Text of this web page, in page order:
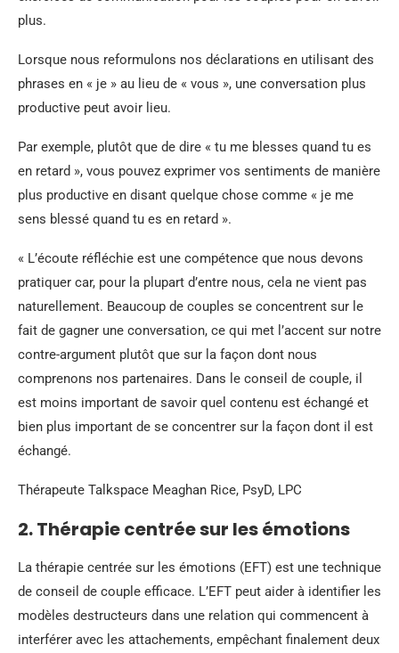
plus.
Lorsque nous reformulons nos déclarations en utilisant des
phrases en « je » au lieu de « vous », une conversation plus
productive peut avoir lieu.
Par exemple, plutôt que de dire « tu me blesses quand tu es
en retard », vous pouvez exprimer vos sentiments de manière
plus productive en disant quelque chose comme « je me
sens blessé quand tu es en retard ».
« L’écoute réfléchie est une compétence que nous devons
pratiquer car, pour la plupart d’entre nous, cela ne vient pas
naturellement. Beaucoup de couples se concentrent sur le
fait de gagner une conversation, ce qui met l’accent sur notre
contre-argument plutôt que sur la façon dont nous
comprenons nos partenaires. Dans le conseil de couple, il
est moins important de savoir quel contenu est échangé et
bien plus important de se concentrer sur la façon dont il est
échangé.
Thérapeute Talkspace Meaghan Rice, PsyD, LPC
2. Thérapie centrée sur les émotions
La thérapie centrée sur les émotions (EFT) est une technique
de conseil de couple efficace. L’EFT peut aider à identifier les
modèles destructeurs dans une relation qui commencent à
interférer avec les attachements, empêchant finalement deux